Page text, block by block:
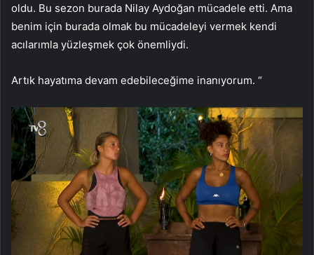
oldu. Bu sezon burada Nilay Aydoğan mücadele etti. Ama
benim için burada olmak bu mücadeleyi vermek kendi
acılarımla yüzleşmek çok önemliydi.
Artık hayatıma devam edebileceğime inanıyorum. “